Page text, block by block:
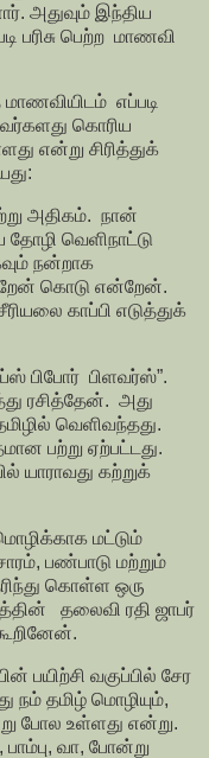
அதுவும் இந்திய
பரிசு பெற்ற மாணவி
எப்படி
கொரிய
என்று சிரித்துக்
அதிகம். நான்
தோழி வெளிநாட்டு
நன்றாக
கொடு என்றேன்.
காப்பி எடுத்துக்
பிபோர் பிளவர்ஸ்”.
ரசித்தேன். அது
வெளிவந்தது.
பற்று ஏற்பட்டது.
யாராவது கற்றுக்
மட்டும்
பண்பாடு மற்றும்
கொள்ள ஒரு
தலைவி ரதி ஜாபர்
வகுப்பில் சேர
நம் தமிழ் மொழியும்,
போல உள்ளது என்று.
வா, போன்று